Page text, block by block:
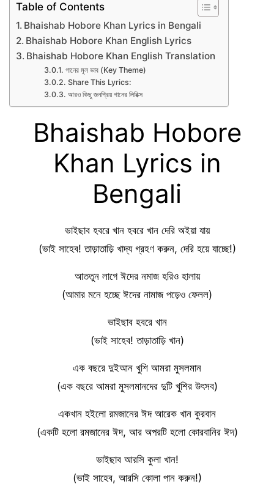
Table of Contents
Bhaishab Hobore Khan Lyrics in Bengali
Bhaishab Hobore Khan English Lyrics
Bhaishab Hobore Khan English Translation
গানের মূল ভাব (Key Theme)
Share This Lyrics:
আরও কিছু জনপ্রিয় গানের লিরিক্স
Bhaishab Hobore
Khan Lyrics in
Bengali
ভাইছাব হবরে খান হবরে খান দেরি অইয়া যায়
(ভাই সাহেব! তাড়াতাড়ি খাদ্য গ্রহণ করুন, দেরি হয়ে যাচ্ছে!)
আততুন লাগে ঈদের নমাজ হরিও হালায়
(আমার মনে হচ্ছে ঈদের নামাজ পড়েও ফেলল)
ভাইছাব হবরে খান
(ভাই সাহেব! তাড়াতাড়ি খান)
এক বছরে দুইআন খুশি আমরা মুসলমান
(এক বছরে আমরা মুসলমানদের দুটি খুশির উৎসব)
একখান হইলো রমজানের ঈদ আরেক খান কুরবান
(একটি হলো রমজানের ঈদ, আর অপরটি হলো কোরবানির ঈদ)
ভাইছাব আরসি কুলা খান!
(ভাই সাহেব, আরসি কোলা পান করুন!)